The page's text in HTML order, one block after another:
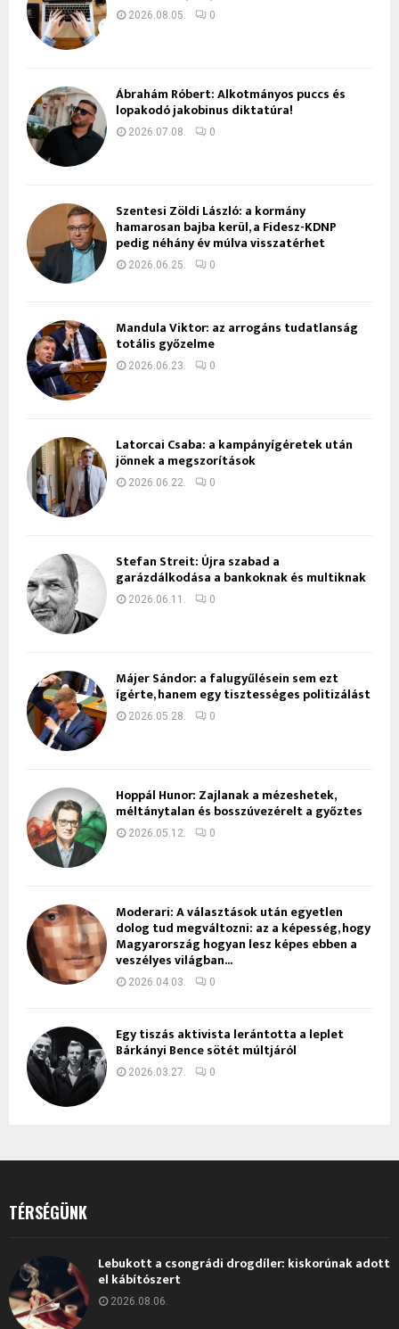
2026.08.05. 0
Ábrahám Róbert: Alkotmányos puccs és
lopakodó jakobinus diktatúra!
2026.07.08. 0
Szentesi Zöldi László: a kormány
hamarosan bajba kerül, a Fidesz-KDNP
pedig néhány év múlva visszatérhet
2026.06.25. 0
Mandula Viktor: az arrogáns tudatlanság
totális győzelme
2026.06.23. 0
Latorcai Csaba: a kampányígéretek után
jönnek a megszorítások
2026.06.22. 0
Stefan Streit: Újra szabad a
garázdálkodása a bankoknak és multiknak
2026.06.11. 0
Májer Sándor: a falugyűlésein sem ezt
ígérte, hanem egy tisztességes politizálást
2026.05.28. 0
Hoppál Hunor: Zajlanak a mézeshetek,
méltánytalan és bosszúvezérelt a győztes
2026.05.12. 0
Moderari: A választások után egyetlen
dolog tud megváltozni: az a képesség, hogy
Magyarország hogyan lesz képes ebben a
veszélyes világban...
2026.04.03. 0
Egy tiszás aktivista lerántotta a leplet
Bárkányi Bence sötét múltjáról
2026.03.27. 0
TÉRSÉGÜNK
Lebukott a csongrádi drogdíler: kiskorúnak adott
el kábítószert
2026.08.06.